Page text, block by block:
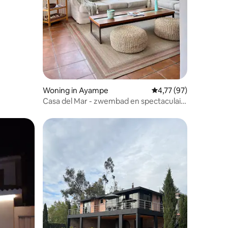
Woning in Ayampe Gemiddelde
4,77 (97)
Casa del Mar - zwembad en spectaculair